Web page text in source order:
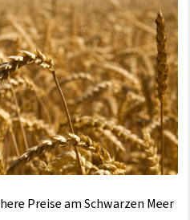
Preise am Schwarzen Meer